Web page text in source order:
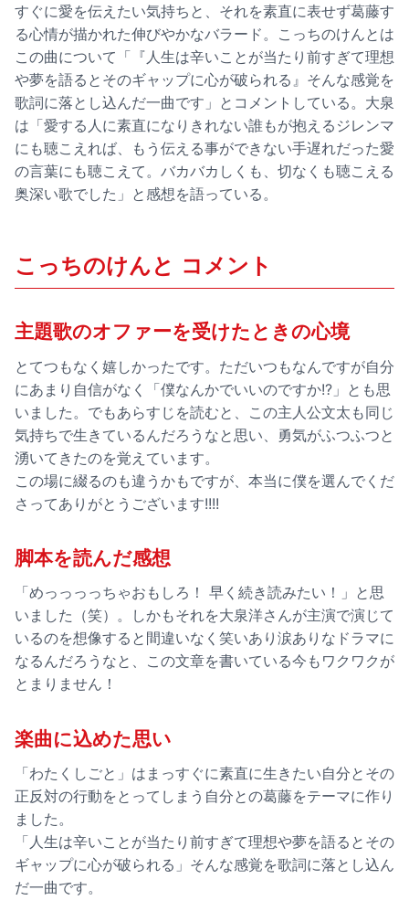
すぐに愛を伝えたい気持ちと、それを素直に表せず葛藤す
る心情が描かれた伸びやかなバラード。こっちのけんとは
この曲について「『人生は辛いことが当たり前すぎて理想
や夢を語るとそのギャップに心が破られる』そんな感覚を
歌詞に落とし込んだ一曲です」とコメントしている。大泉
は「愛する人に素直になりきれない誰もが抱えるジレンマ
にも聴こえれば、もう伝える事ができない手遅れだった愛
の言葉にも聴こえて。バカバカしくも、切なくも聴こえる
奥深い歌でした」と感想を語っている。
こっちのけんと コメント
主題歌のオファーを受けたときの心境
とてつもなく嬉しかったです。ただいつもなんですが自分
にあまり自信がなく「僕なんかでいいのですか!?」とも思
いました。でもあらすじを読むと、この主人公文太も同じ
気持ちで生きているんだろうなと思い、勇気がふつふつと
湧いてきたのを覚えています。
この場に綴るのも違うかもですが、本当に僕を選んでくだ
さってありがとうございます!!!!
脚本を読んだ感想
「めっっっっちゃおもしろ！ 早く続き読みたい！」と思
いました（笑）。しかもそれを大泉洋さんが主演で演じて
いるのを想像すると間違いなく笑いあり涙ありなドラマに
なるんだろうなと、この文章を書いている今もワクワクが
とまりません！
楽曲に込めた思い
「わたくしごと」はまっすぐに素直に生きたい自分とその
正反対の行動をとってしまう自分との葛藤をテーマに作り
ました。
「人生は辛いことが当たり前すぎて理想や夢を語るとその
ギャップに心が破られる」そんな感覚を歌詞に落とし込ん
だ一曲です。